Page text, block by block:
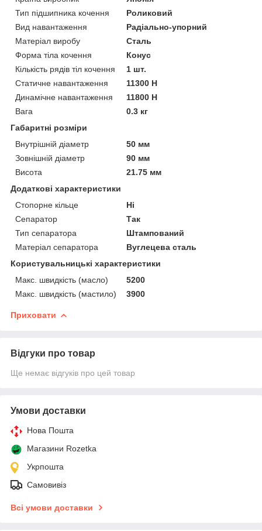
Тип підшипника кочення
Роликовий
Вид навантаження
Радіально-упорний
Матеріал виробу
Сталь
Форма тіла кочення
Конус
Кількість рядів тіл кочення
1 шт.
Статичне навантаження
11300 Н
Динамічне навантаження
11800 Н
Вага
0.3 кг
Габаритні розміри
Внутрішній діаметр
50 мм
Зовнішній діаметр
90 мм
Висота
21.75 мм
Додаткові характеристики
Стопорне кільце
Ні
Сепаратор
Так
Тип сепаратора
Штампований
Матеріал сепаратора
Вуглецева сталь
Користувальницькі характеристики
Макс. швидкість (масло)
5200
Макс. швидкість (мастило)
3900
Приховати
Відгуки про товар
Ще немає відгуків про цей товар
Умови доставки
Нова Пошта
Магазини Rozetka
Укрпошта
Самовивіз
Всі умови доставки